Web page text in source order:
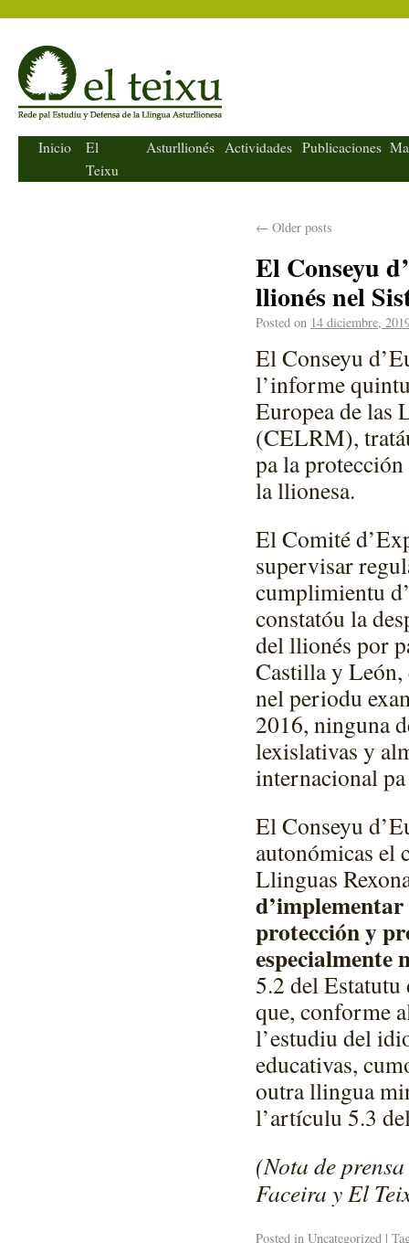
El Teixu
Inicio
El
Teixu
Asturllionés Actividades Publicaciones
← Older posts
El Conseyu
llionés nel
Posted on 14 diciembre,
El Conseyu
l’informe
Europea de las
(CELRM),
pa la
la llionesa.
El Comité
supervisar
cumplimientu
constatóu la
del llionés por
Castilla y León,
nel periodu
2016, ninguna
lexislativas y
internacional
El Conseyu
autonómicas el
Llinguas
protección y
especialmente
5.2 del
que, conforme
l’estudiu del
educativas,
outra llingua
l’artículu 5.3
(Nota de
Faceira y El
Posted in Uncategorized |